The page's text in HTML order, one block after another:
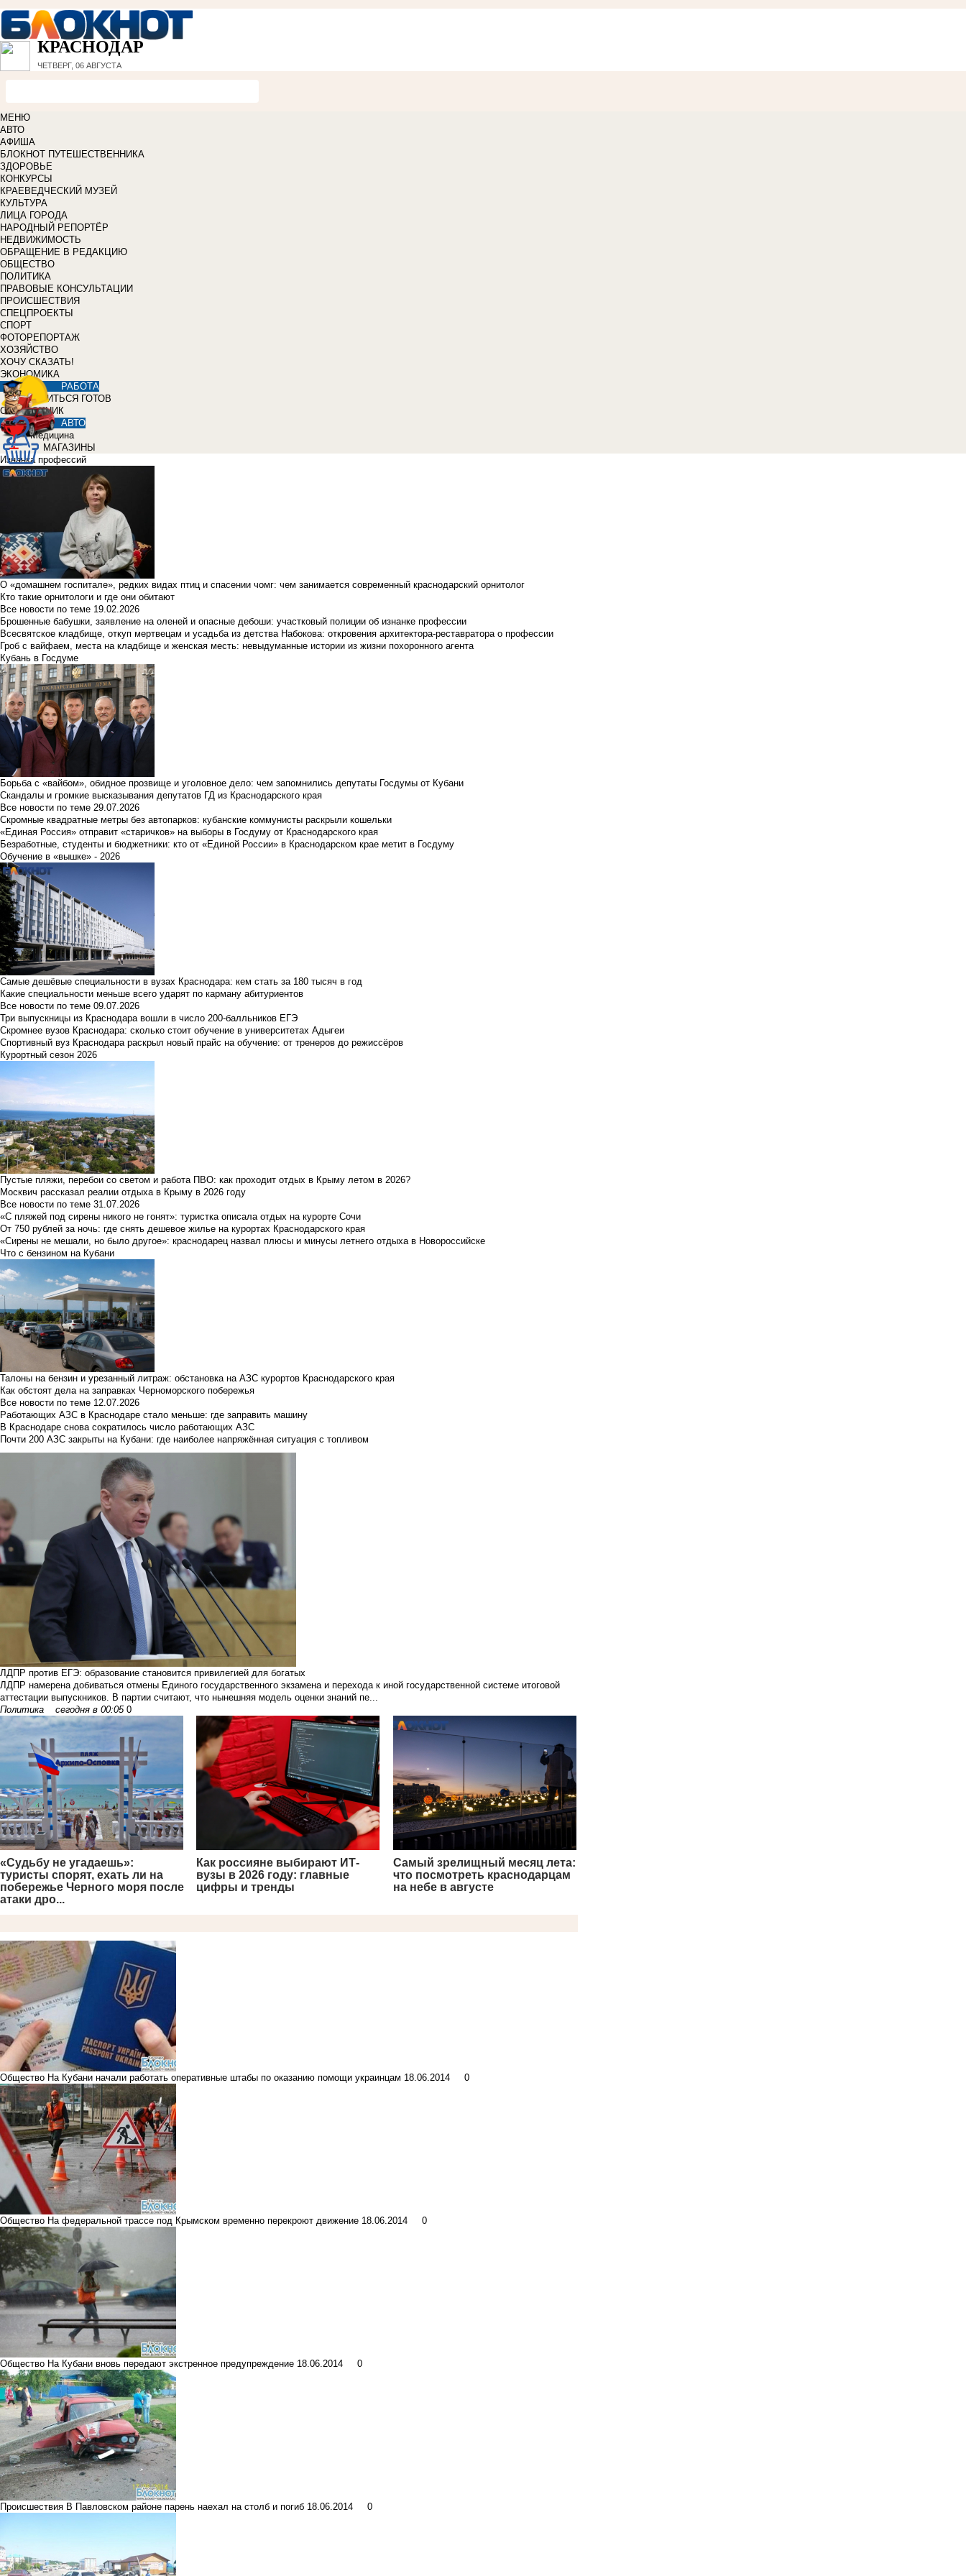
КРАСНОДАР
ЧЕТВЕРГ, 06 АВГУСТА
МЕНЮ
АВТО
АФИША
БЛОКНОТ ПУТЕШЕСТВЕННИКА
ЗДОРОВЬЕ
КОНКУРСЫ
КРАЕВЕДЧЕСКИЙ МУЗЕЙ
КУЛЬТУРА
ЛИЦА ГОРОДА
НАРОДНЫЙ РЕПОРТЁР
НЕДВИЖИМОСТЬ
ОБРАЩЕНИЕ В РЕДАКЦИЮ
ОБЩЕСТВО
ПОЛИТИКА
ПРАВОВЫЕ КОНСУЛЬТАЦИИ
ПРОИСШЕСТВИЯ
СПЕЦПРОЕКТЫ
СПОРТ
ФОТОРЕПОРТАЖ
ХОЗЯЙСТВО
ХОЧУ СКАЗАТЬ!
ЭКОНОМИКА
РАБОТА
УЧИТЬСЯ ГОТОВ
СПРАВОЧНИК
АВТО
Медицина
МАГАЗИНЫ
Изнанка профессий
О «домашнем госпитале», редких видах птиц и спасении чомг: чем занимается современный краснодарский орнитолог
Кто такие орнитологи и где они обитают
Все новости по теме 19.02.2026
Брошенные бабушки, заявление на оленей и опасные дебоши: участковый полиции об изнанке профессии
Всесвятское кладбище, откуп мертвецам и усадьба из детства Набокова: откровения архитектора-реставратора о профессии
Гроб с вайфаем, места на кладбище и женская месть: невыдуманные истории из жизни похоронного агента
Кубань в Госдуме
Борьба с «вайбом», обидное прозвище и уголовное дело: чем запомнились депутаты Госдумы от Кубани
Скандалы и громкие высказывания депутатов ГД из Краснодарского края
Все новости по теме 29.07.2026
Скромные квадратные метры без автопарков: кубанские коммунисты раскрыли кошельки
«Единая Россия» отправит «старичков» на выборы в Госдуму от Краснодарского края
Безработные, студенты и бюджетники: кто от «Единой России» в Краснодарском крае метит в Госдуму
Обучение в «вышке» - 2026
Самые дешёвые специальности в вузах Краснодара: кем стать за 180 тысяч в год
Какие специальности меньше всего ударят по карману абитуриентов
Все новости по теме 09.07.2026
Три выпускницы из Краснодара вошли в число 200-балльников ЕГЭ
Скромнее вузов Краснодара: сколько стоит обучение в университетах Адыгеи
Спортивный вуз Краснодара раскрыл новый прайс на обучение: от тренеров до режиссёров
Курортный сезон 2026
Пустые пляжи, перебои со светом и работа ПВО: как проходит отдых в Крыму летом в 2026?
Москвич рассказал реалии отдыха в Крыму в 2026 году
Все новости по теме 31.07.2026
«С пляжей под сирены никого не гонят»: туристка описала отдых на курорте Сочи
От 750 рублей за ночь: где снять дешевое жилье на курортах Краснодарского края
«Сирены не мешали, но было другое»: краснодарец назвал плюсы и минусы летнего отдыха в Новороссийске
Что с бензином на Кубани
Талоны на бензин и урезанный литраж: обстановка на АЗС курортов Краснодарского края
Как обстоят дела на заправках Черноморского побережья
Все новости по теме 12.07.2026
Работающих АЗС в Краснодаре стало меньше: где заправить машину
В Краснодаре снова сократилось число работающих АЗС
Почти 200 АЗС закрыты на Кубани: где наиболее напряжённая ситуация с топливом
ЛДПР против ЕГЭ: образование становится привилегией для богатых
ЛДПР намерена добиваться отмены Единого государственного экзамена и перехода к иной государственной системе итоговой
аттестации выпускников. В партии считают, что нынешняя модель оценки знаний пе...
Политика
сегодня в 00:05 0
«Судьбу не угадаешь»:
туристы спорят, ехать ли на
побережье Черного моря после
атаки дро...
Как россияне выбирают ИТ-
вузы в 2026 году: главные
цифры и тренды
Самый зрелищный месяц лета:
что посмотреть краснодарцам
на небе в августе
Общество На Кубани начали работать оперативные штабы по оказанию помощи украинцам 18.06.2014 0
Общество На федеральной трассе под Крымском временно перекроют движение 18.06.2014 0
Общество На Кубани вновь передают экстренное предупреждение 18.06.2014 0
Происшествия В Павловском районе парень наехал на столб и погиб 18.06.2014 0